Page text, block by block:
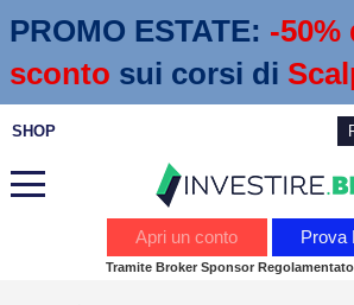
PROMO ESTATE: -50%
sconto sui corsi di
SHOP
Apri un conto Prova
Tramite Broker Sponsor